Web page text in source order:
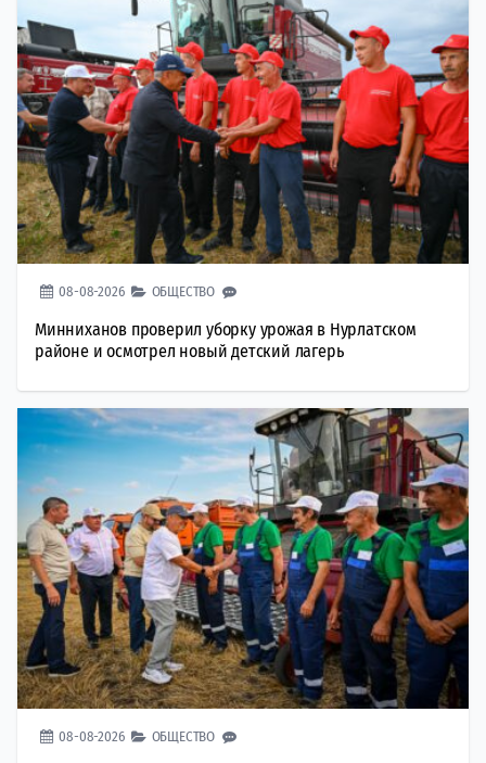
08-08-2026 ОБЩЕСТВО
Минниханов проверил уборку урожая в Нурлатском
районе и осмотрел новый детский лагерь
08-08-2026 ОБЩЕСТВО